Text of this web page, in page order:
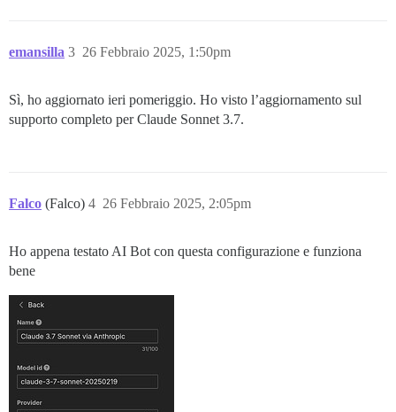
emansilla 26 Febbraio 2025, 1:50pm
3
Sì, ho aggiornato ieri pomeriggio. Ho visto l’aggiornamento sul
supporto completo per Claude Sonnet 3.7.
Falco (Falco) 26 Febbraio 2025, 2:05pm
4
Ho appena testato AI Bot con questa configurazione e funziona
bene